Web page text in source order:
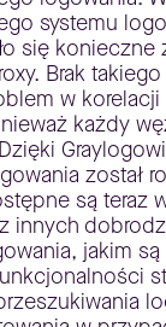
systemu
się konieczne
Brak
w
każdy
został
są teraz
innych
jakim są